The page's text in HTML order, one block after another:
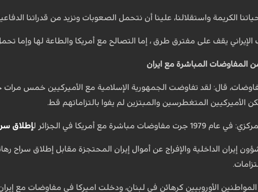
الكريمة واستقلالنا، علينا أن نتحمل الصعوبات ونزيد من قدراتنا
يقف على مفترق طرق ، إما التصالح مع أمريكا والطاعة لها وإما
الأميركيين المتغطرسين والمبتزين لم يفوا بالتزاماتهم قط.
مفاوضات مباشرة مع أمريكا في الجزائر ل إطلاق
إيران الداخلية والإفراج عن أموال إيران المحتجزة مقابل إطلاق سراح
عدد من المواطنين الأوروبيين كرهائن في لبنان، ودخلت اميركا في مفاوضات